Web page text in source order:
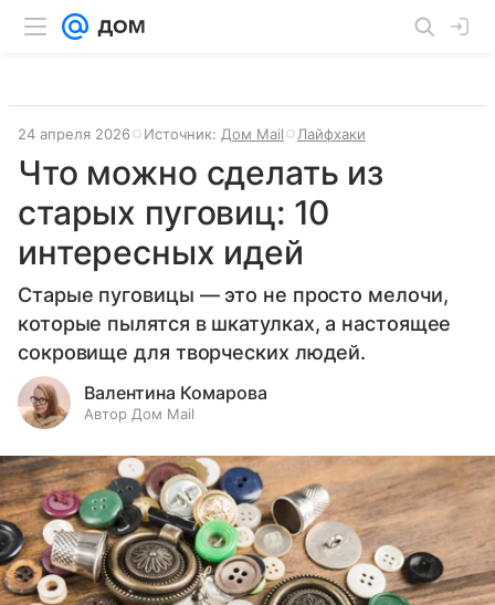
24 апреля 2026 Источник: Дом Mail Лайфхаки
Что можно сделать из
старых пуговиц: 10
интересных идей
Старые пуговицы — это не просто мелочи,
которые пылятся в шкатулках, а настоящее
сокровище для творческих людей.
Валентина Комарова
Автор Дом Mail